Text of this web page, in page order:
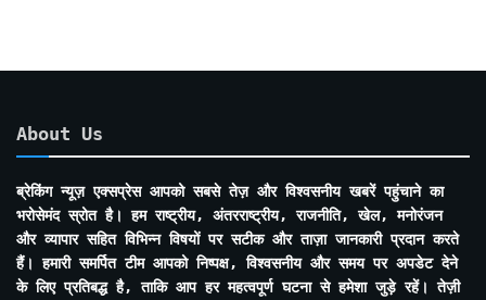
About Us
ब्रेकिंग न्यूज़ एक्सप्रेस आपको सबसे तेज़ और विश्वसनीय खबरें पहुंचाने का
भरोसेमंद स्रोत है। हम राष्ट्रीय, अंतरराष्ट्रीय, राजनीति, खेल, मनोरंजन
और व्यापार सहित विभिन्न विषयों पर सटीक और ताज़ा जानकारी प्रदान करते
हैं। हमारी समर्पित टीम आपको निष्पक्ष, विश्वसनीय और समय पर अपडेट देने
के लिए प्रतिबद्ध है, ताकि आप हर महत्वपूर्ण घटना से हमेशा जुड़े रहें। तेज़ी